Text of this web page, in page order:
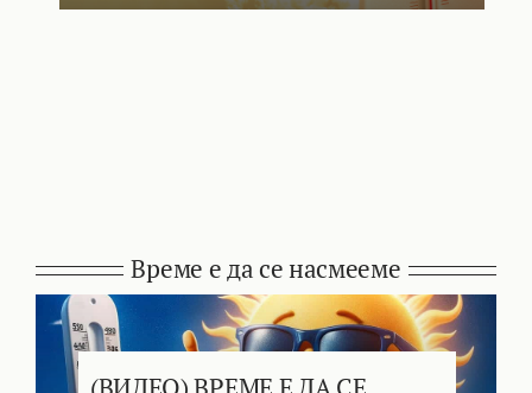
Време е да се насмееме